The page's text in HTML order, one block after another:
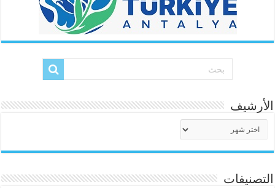
الأرشيف
التصنيفات